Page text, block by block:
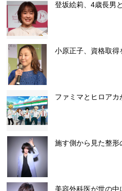
登坂絵莉、4歳長男
小原正子、資格取得
ファミマとヒロアカ
施す側から見た整形
美容外科医が世の中